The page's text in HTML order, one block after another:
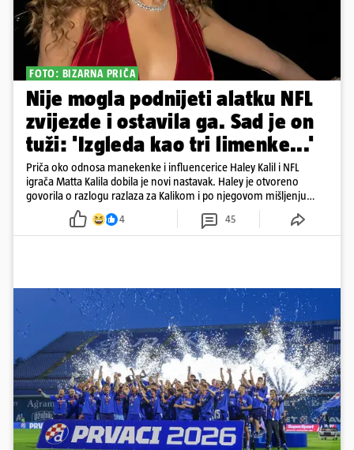
FOTO: BIZARNA PRIČA
Nije mogla podnijeti alatku NFL
zvijezde i ostavila ga. Sad je on
tuži: 'Izgleda kao tri limenke...'
Priča oko odnosa manekenke i influencerice Haley Kalil i NFL
igrača Matta Kalila dobila je novi nastavak. Haley je otvoreno
govorila o razlogu razlaza za Kalikom i po njegovom mišljenju
prešla granicu dobrog ukusa
4 45